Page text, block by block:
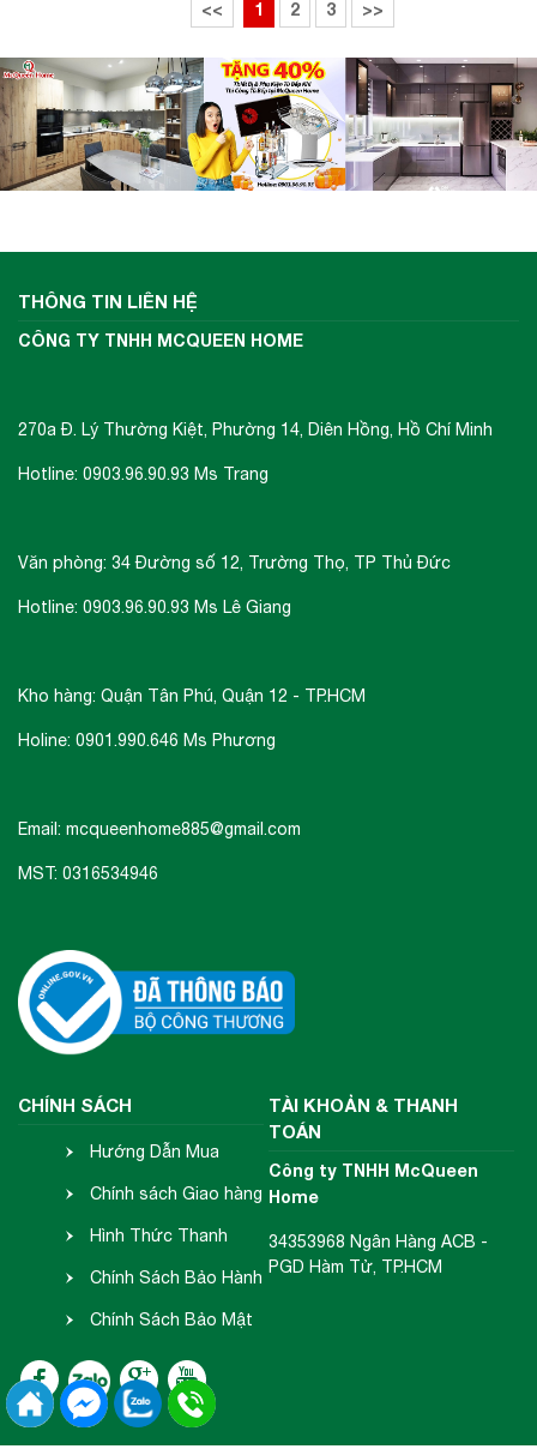
<< 1 2 3 >>
THÔNG TIN LIÊN HỆ
CÔNG TY TNHH MCQUEEN HOME
270a Đ. Lý Thường Kiệt, Phường 14, Diên Hồng, Hồ Chí Minh
Hotline: 0903.96.90.93 Ms Trang
Văn phòng: 34 Đường số 12, Trường Thọ, TP Thủ Đức
Hotline: 0903.96.90.93 Ms Lê Giang
Kho hàng: Quận Tân Phú, Quận 12 - TP.HCM
Holine: 0901.990.646 Ms Phương
Email: mcqueenhome885@gmail.com
MST: 0316534946
CHÍNH SÁCH
Hướng Dẫn Mua
Hàng
Chính sách Giao hàng
- Nhận hàng
Hình Thức Thanh
Toán
Chính Sách Bảo Hành
- Đổi Trả
Chính Sách Bảo Mật
Thông Tin
TÀI KHOẢN & THANH
TOÁN
Công ty TNHH McQueen
Home
34353968 Ngân Hàng ACB -
PGD Hàm Tử, TP.HCM